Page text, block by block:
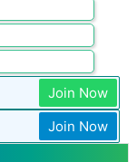
Join Now
Join Now